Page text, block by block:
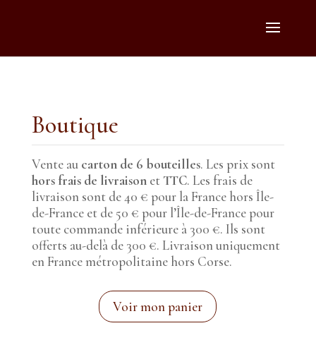
Boutique
Vente au carton de 6 bouteilles. Les prix sont
hors frais de livraisonet TTC. Les frais de
livraison sont de 40 € pour la France hors Île-
de-France et de 50 € pour l’Île-de-France pour
toute commande inférieure à 300 €. Ils sont
offerts au-delà de 300 €. Livraison uniquement
en France métropolitaine hors Corse.
Voir mon panier